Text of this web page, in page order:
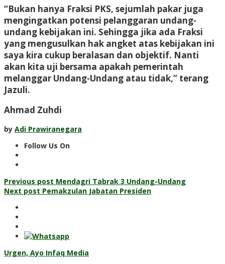
“Bukan hanya Fraksi PKS, sejumlah pakar juga
mengingatkan potensi pelanggaran undang-
undang kebijakan ini. Sehingga jika ada Fraksi
yang mengusulkan hak angket atas kebijakan ini
saya kira cukup beralasan dan objektif. Nanti
akan kita uji bersama apakah pemerintah
melanggar Undang-Undang atau tidak,” terang
Jazuli.
Ahmad Zuhdi
by Adi Prawiranegara
Follow Us On
Post
navigation
Previous post Mendagri Tabrak 3 Undang-Undang
Next post Pemakzulan Jabatan Presiden
Urgen, Ayo Infaq Media